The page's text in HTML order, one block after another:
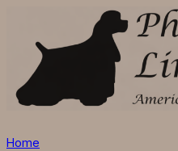
Home